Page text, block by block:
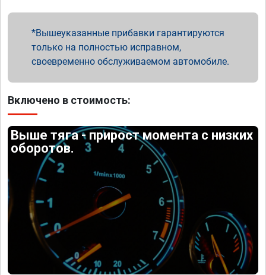
Вышеуказанные прибавки гарантируются
только на полностью исправном,
своевременно обслуживаемом автомобиле.
Включено в стоимость:
Выше тяга - прирост момента с низких
оборотов.